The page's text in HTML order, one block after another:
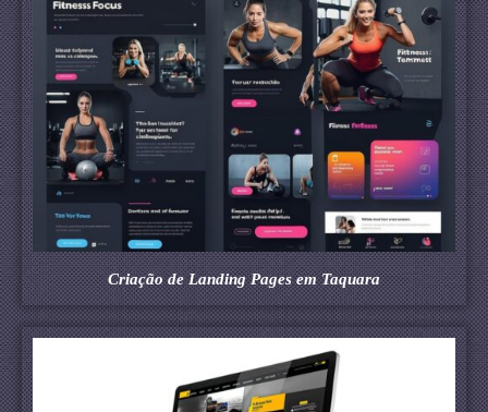
Criação de Landing Pages em Taquara